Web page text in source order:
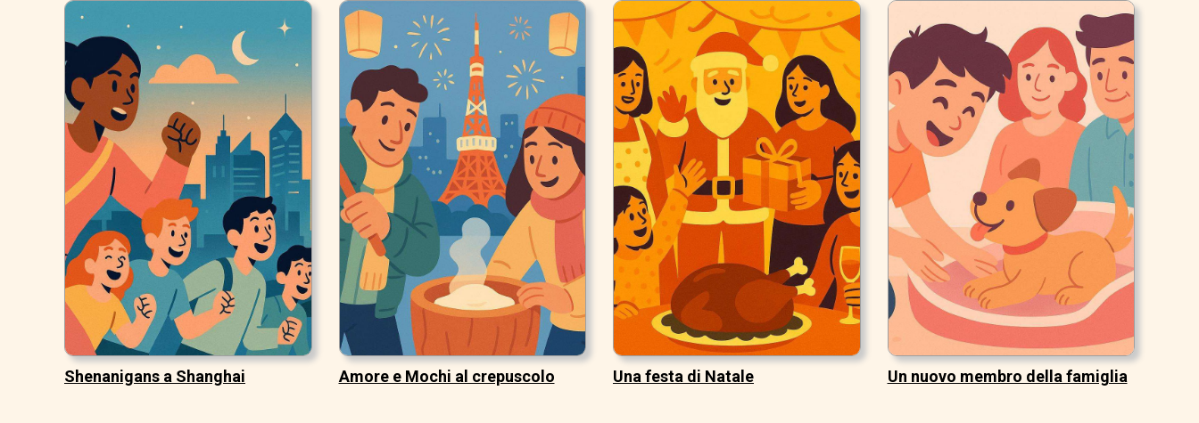
Shenanigans a Shanghai Amore e Mochi al crepuscolo Una festa di Natale Un nuovo membro della famiglia